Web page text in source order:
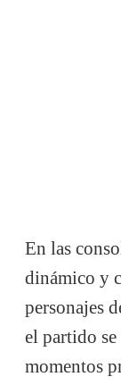
En las
dinámico y
personajes
el partido
momentos